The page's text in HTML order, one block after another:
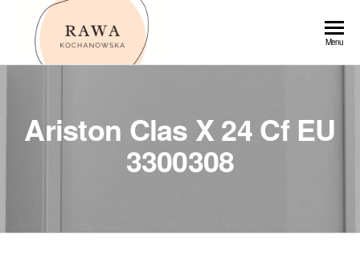
Przejdź
Menu
Ariston Clas X 24 Cf EU
3300308